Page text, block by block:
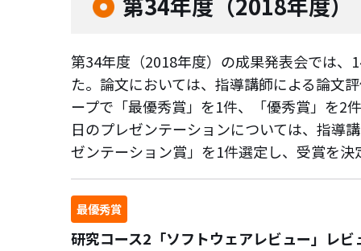
第34年度（2018年度）の成果発表会では
た。論文においては、指導講師による論文
ープで「最優秀賞」を1件、「優秀賞」を2
日のプレゼンテーションについては、指導
ゼンテーション賞」を1件選定し、受賞を決
最優秀賞
研究コース2「ソフトウェアレビュー」レ